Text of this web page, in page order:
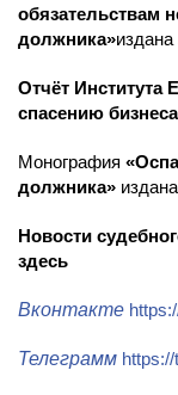
обязательствам
должника»издана
Отчёт Института
спасению
Монография
должника» издана
Новости
здесь
Вконтакте
Телеграмм